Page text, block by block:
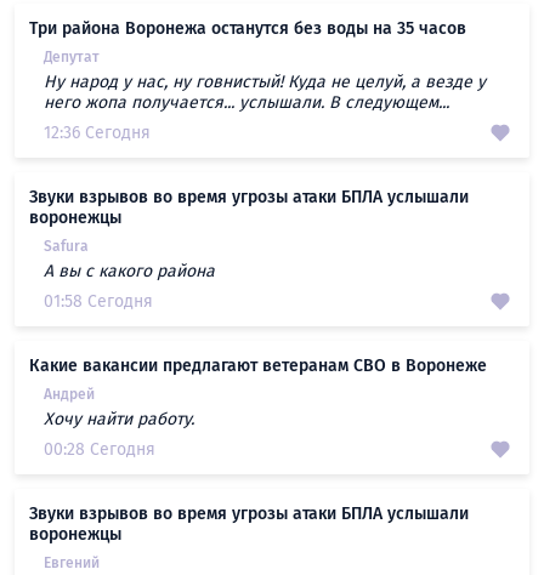
Три района Воронежа останутся без воды на 35 часов
Депутат
Ну народ у нас, ну говнистый! Куда не целуй, а везде у
него жопа получается... услышали. В следующем...
12:36 Сегодня
Звуки взрывов во время угрозы атаки БПЛА услышали
воронежцы
Safura
А вы с какого района
01:58 Сегодня
Какие вакансии предлагают ветеранам СВО в Воронеже
Андрей
Хочу найти работу.
00:28 Сегодня
Звуки взрывов во время угрозы атаки БПЛА услышали
воронежцы
Евгений